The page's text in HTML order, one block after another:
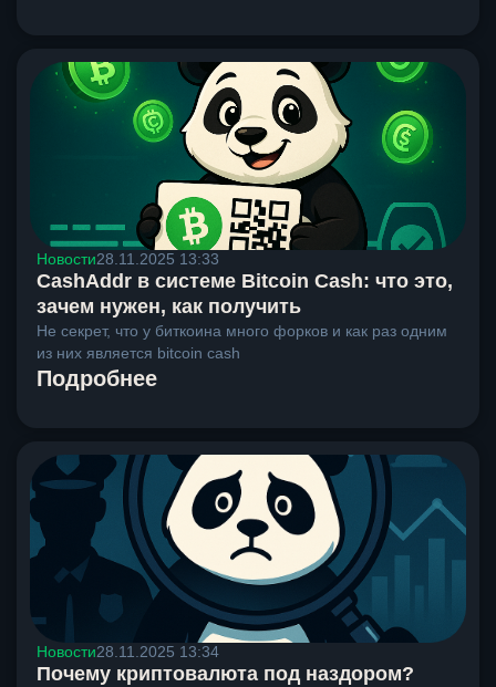
Новости28.11.2025 13:33
CashAddr в системе Bitcoin Cash: что это,
зачем нужен, как получить
Не секрет, что у биткоина много форков и как раз одним
из них является bitcoin cash
Подробнее
Новости28.11.2025 13:34
Почему криптовалюта под наздором?